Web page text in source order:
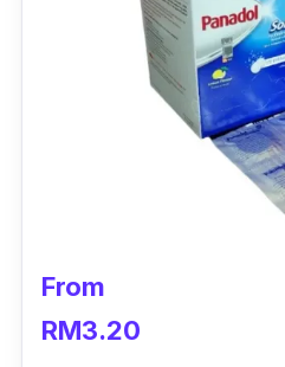
From
RM3.20